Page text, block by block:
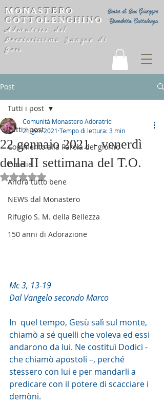
Suore di San Giuseppe
Benedetto Cottolengo
MONASTERO
COTTOLENGHINO
Adoratrici del
Preziosissimo Sangue di
Gesù
Post
Tutti i post
Commento alla Parola del giorno
Omelie
Andrà tutto bene
NEWS dal Monastero
Rifugio S. M. della Bellezza
150 anni di Adorazione
Tutti i post
22 gennaio 2021 - venerdì
della II settimana del T.O.
Comunità Monastero Adoratrici
21 gen 2021 Tempo di lettura: 3 min
Valutazione NaN stelle su 5.
Mc 3, 13-19
Dal Vangelo secondo Marco
In  quel tempo, Gesù salì sul monte,
chiamò a sé quelli che voleva ed essi
andarono da lui. Ne costituì Dodici -
che chiamò apostoli –, perché
stessero con lui e per mandarli a
predicare con il potere di scacciare i
demòni.